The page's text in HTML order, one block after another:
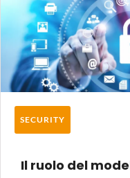
SECURITY
Il ruolo del